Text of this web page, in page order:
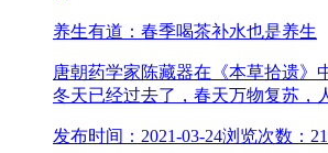
养生有道：春季喝茶补水也是养生
唐朝药学家陈藏器在《本草拾遗
冬天已经过去了，春天万物复苏，
发布时间：2021-03-24浏览次数：